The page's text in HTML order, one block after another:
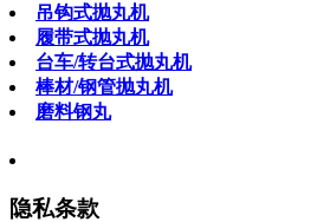
吊钩式抛丸机
履带式抛丸机
台车/转台式抛丸机
棒材/钢管抛丸机
磨料钢丸
隐私条款